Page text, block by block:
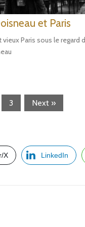
et Paris
Paris sous le regard
3 Next »
X LinkedIn